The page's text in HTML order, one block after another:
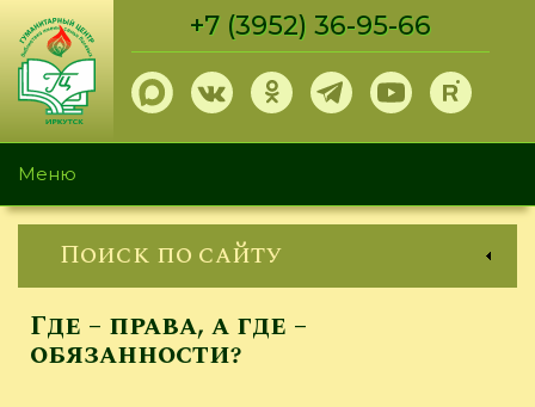
Перейти
основному
содержанию
+7 (3952) 36-95-66
Меню
Поиск по сайту
Где – права, а где –
обязанности?